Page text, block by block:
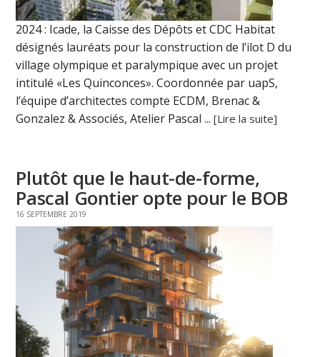
2024 : Icade, la Caisse des Dépôts et CDC Habitat
désignés lauréats pour la construction de l’ilot D du
village olympique et paralympique avec un projet
intitulé «Les Quinconces». Coordonnée par uapS,
l’équipe d’architectes compte ECDM, Brenac &
Gonzalez & Associés, Atelier Pascal ...[Lire la suite]
Plutôt que le haut-de-forme,
Pascal Gontier opte pour le BOB
16 SEPTEMBRE 2019